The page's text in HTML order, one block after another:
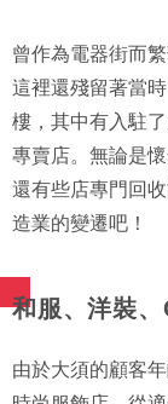
曾作為電器街而
這裡還殘留著當時
樓，其中有入駐
專賣店。無論是
還有些店專門回
造業的變遷吧！
和服、洋裝
由於大須的顧客